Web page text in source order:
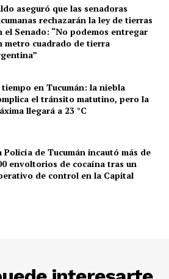
aseguró que las senadoras
rechazarán la ley de tierras
el Senado: “No podemos entregar
metro cuadrado de tierra
tiempo en Tucumán: la niebla
el tránsito matutino, pero la
llegará a 23 °C
Policía de Tucumán incautó más de
envoltorios de cocaína tras un
de control en la Capital